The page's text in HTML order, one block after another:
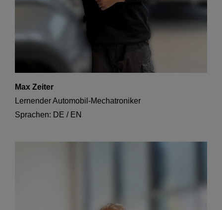
Max Zeiter
Lernender Automobil-Mechatroniker
Sprachen: DE / EN